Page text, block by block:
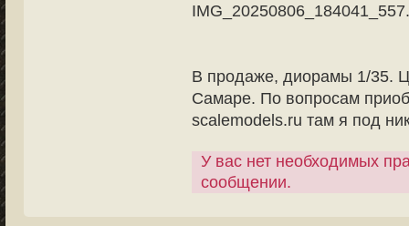
В продаже, диорамы 1/35.
Самаре. По вопросам
scalemodels.ru там я под
У вас нет необходимых
сообщении.